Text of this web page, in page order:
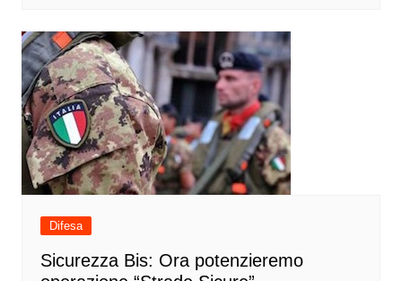
Difesa
Sicurezza Bis: Ora potenzieremo